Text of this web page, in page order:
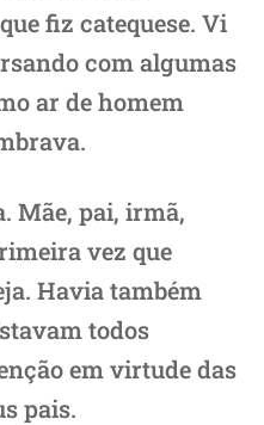
fiz catequese. Vi
com algumas
ar de homem
Mãe, pai, irmã,
vez que
Havia também
todos
em virtude das
pais.